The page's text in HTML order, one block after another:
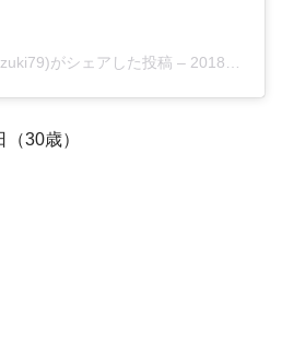
がシェアした投稿 – 2018年10月月18日午後9時00分PDT
30歳）